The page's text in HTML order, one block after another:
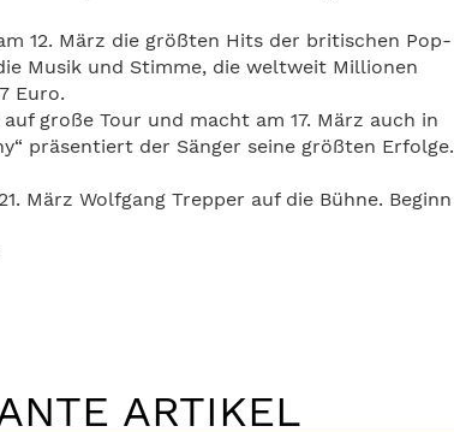
12. März die größten Hits der britischen Pop-
Musik und Stimme, die weltweit Millionen
Euro.
große Tour und macht am 17. März auch in
präsentiert der Sänger seine größten Erfolge.
März Wolfgang Trepper auf die Bühne. Beginn
ARTIKEL